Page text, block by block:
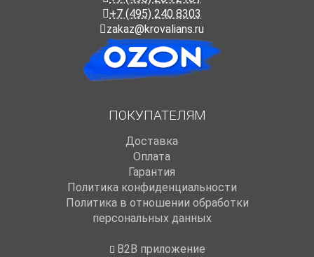
+7 (495) 240 8303
zakaz@krovalians.ru
ПОКУПАТЕЛЯМ
Доставка
Оплата
Гарантия
Политика конфиденциальности
Политика в отношении обработки
персональных данных
B2B приложение